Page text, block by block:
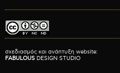
σχεδιασμός και ανάπτυξη website:
FABULOUS DESIGN STUDIO